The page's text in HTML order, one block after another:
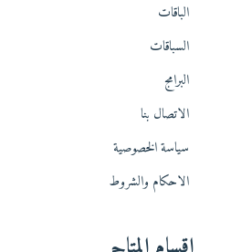
الباقات
السباقات
البرامج
الاتصال بنا
سياسة الخصوصية
الاحكام والشروط